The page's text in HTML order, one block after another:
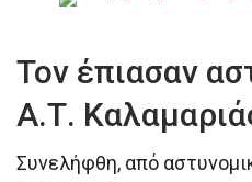
Τον έπιασαν
Α.Τ.
Συνελήφθη, από